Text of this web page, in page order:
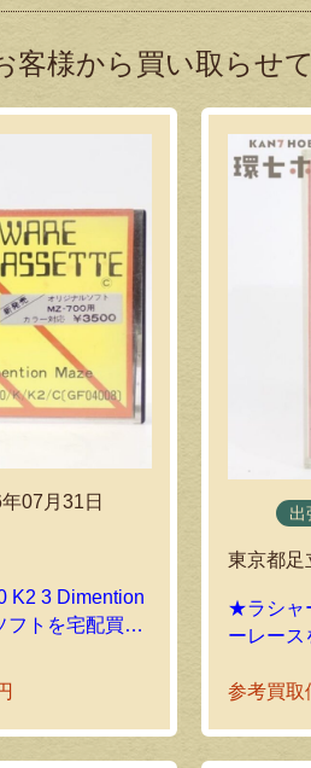
客様から買い取らせ
07月31日
K2 3 Dimention
フトを宅配買取
出
東京都足
★ラシャ
ーレース
参考買取